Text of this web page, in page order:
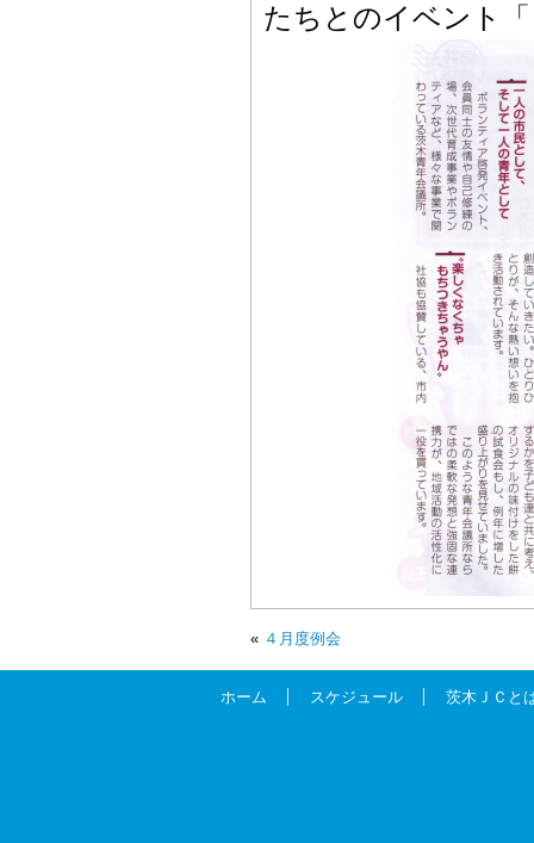
たちとのイベント
« ４月度例会
ホーム スケジュール 茨木ＪＣと